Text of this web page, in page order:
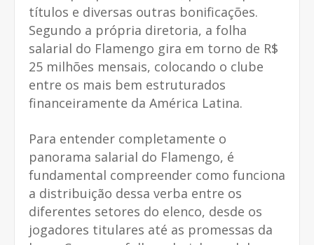
títulos e diversas outras bonificações.
Segundo a própria diretoria, a folha
salarial do Flamengo gira em torno de R$
25 milhões mensais, colocando o clube
entre os mais bem estruturados
financeiramente da América Latina.
Para entender completamente o
panorama salarial do Flamengo, é
fundamental compreender como funciona
a distribuição dessa verba entre os
diferentes setores do elenco, desde os
jogadores titulares até as promessas da